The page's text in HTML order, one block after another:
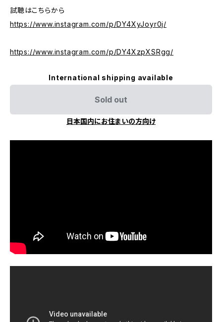
試聴はこちらから
https://www.instagram.com/p/DY4XyJoyr0j/
https://www.instagram.com/p/DY4XzpXSRgg/
International shipping available
Sold out
日本国内にお住まいの方向け